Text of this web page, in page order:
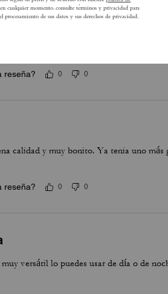
reseña? 0 0
calidad y muy bonito. Ya tenia uno más
reseña? 0 0
versátil lo puedes usar de día o de